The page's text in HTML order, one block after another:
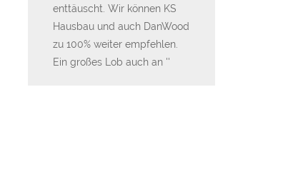
enttäuscht. Wir können KS
Hausbau und auch DanWood
zu 100% weiter empfehlen.
Ein großes Lob auch an